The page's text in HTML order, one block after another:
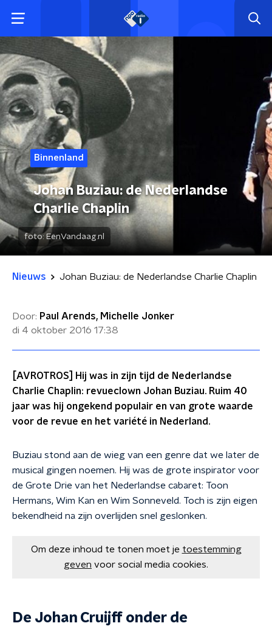
Binnenland
Johan Buziau: de Nederlandse
Charlie Chaplin
foto: EenVandaag.nl
Nieuws Johan Buziau: de Nederlandse Charlie Chaplin
Door: Paul Arends, Michelle Jonker
di 4 oktober 2016 17:38
[AVROTROS] Hij was in zijn tijd de Nederlandse
Charlie Chaplin: revueclown Johan Buziau. Ruim 40
jaar was hij ongekend populair en van grote waarde
voor de revue en het variété in Nederland.
Buziau stond aan de wieg van een genre dat we later de
musical gingen noemen. Hij was de grote inspirator voor
de Grote Drie van het Nederlandse cabaret: Toon
Hermans, Wim Kan en Wim Sonneveld. Toch is zijn eigen
bekendheid na zijn overlijden snel geslonken.
Om deze inhoud te tonen moet je toestemming
geven voor social media cookies.
De Johan Cruijff onder de